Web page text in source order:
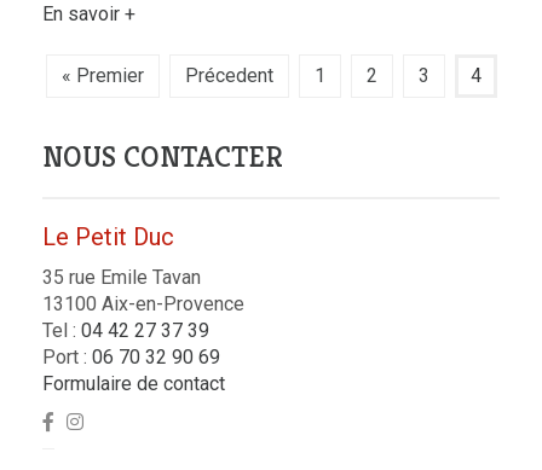
En savoir +
« Premier Précedent 1 2 3 4
NOUS CONTACTER
Le Petit Duc
35 rue Emile Tavan
13100 Aix-en-Provence
Tel : 04 42 27 37 39
Port : 06 70 32 90 69
Formulaire de contact